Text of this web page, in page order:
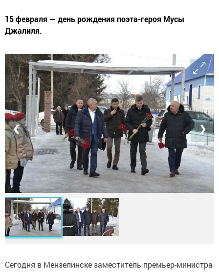
15 февраля — день рождения поэта-героя Мусы
Джалиля.
❮ ❯
Сегодня в Мензелинске заместитель премьер-министра